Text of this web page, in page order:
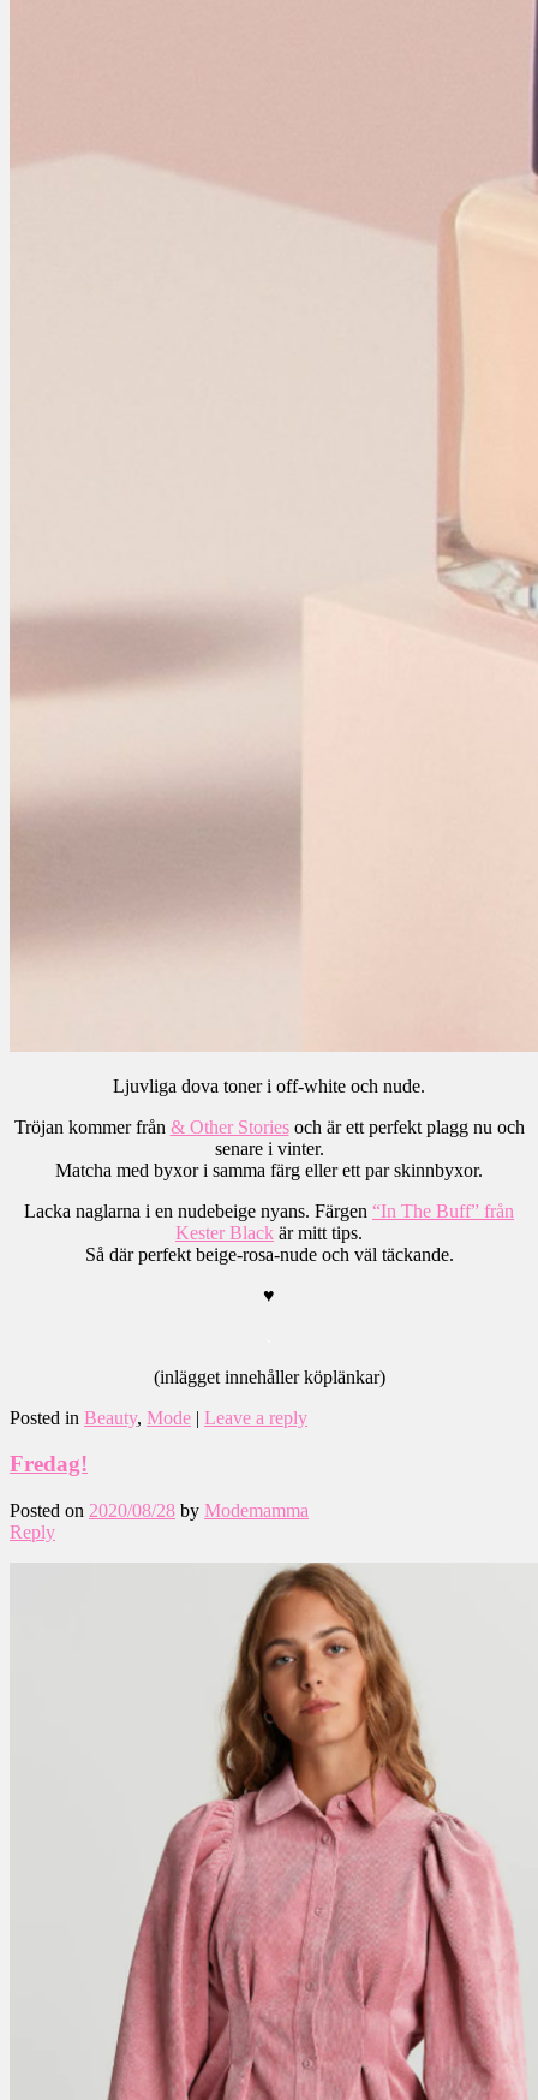
Ljuvliga dova toner i off-white och nude.
Tröjan kommer från & Other Storiesoch är ett perfekt plagg nu och
senare i vinter.
Matcha med byxor i samma färg eller ett par skinnbyxor.
Lacka naglarna i en nudebeige nyans. Färgen “In The Buff” från
Kester Black är mitt tips.
Så där perfekt beige-rosa-nude och väl täckande.
♥
(inlägget innehåller köplänkar)
Posted in Beauty, Mode | Leave a reply
Fredag!
Posted on 2020/08/28 by Modemamma
Reply